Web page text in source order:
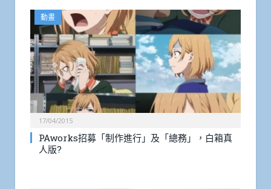
動畫
17/04/2015
PAworks招募「制作進行」及「總務」，白箱真
人版?